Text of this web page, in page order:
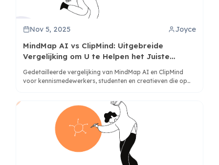
Nov 5, 2025 Joyce
MindMap AI vs ClipMind: Uitgebreide
Vergelijking om U te Helpen het Juiste
Gedetailleerde vergelijking van MindMap AI en ClipMind
voor kennismedewerkers, studenten en creatieven die op